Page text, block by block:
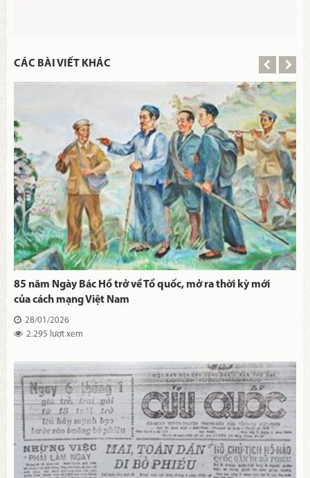
CÁC BÀI VIẾT KHÁC
85 năm Ngày Bác Hồ trở về Tổ quốc, mở ra thời kỳ mới
của cách mạng Việt Nam
28/01/2026
2.295 lượt xem